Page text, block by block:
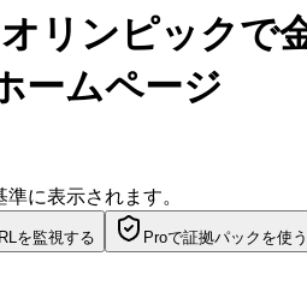
リンピックで
ームページ
に表示されます。
を監視する Proで証拠パックを使う